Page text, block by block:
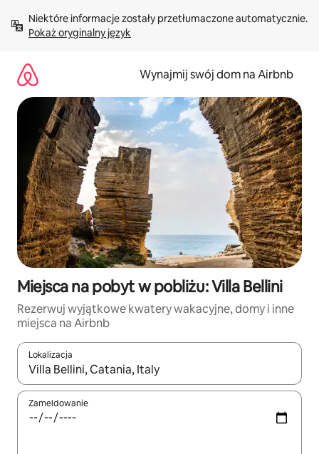
treści Pokaż oryginalny język
Wynajmij swój dom na Airbnb
Miejsca na pobyt w pobliżu: Villa Bellini
Rezerwuj wyjątkowe kwatery wakacyjne, domy i inne
miejsca na Airbnb
Lokalizacja
Gdy wyniki będą dostępne, możesz poruszać się po nich za
Zameldowanie